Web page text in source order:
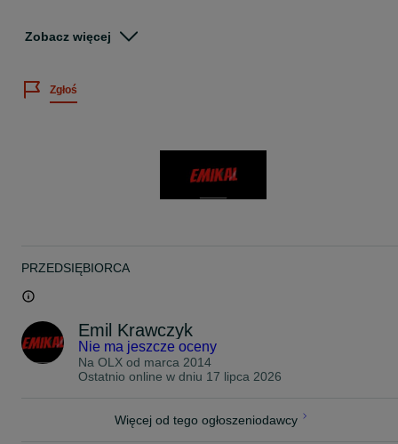
DANE TECHNICZNE
PRODUCENT : Falken
MODEL : Ziex ZE914
NOŚNOŚĆ : 94
UWAGI : Letnie !
BARDZO PROSIMY O KONTAKT TELEFONICZNY W CELU
UZYSKANIA ODPOWIEDZI NA PAŃSTWA PYTANIA, PONIEWAŻ
OTRZYMUJEMY CODZIENNIE BARDZO DUŻO WIADOMOŚCI I
NIE NA KAŻDĄ JESTEŚMY W STANIE ODPISAĆ ZE WZGLĘDU
POZOSTAŁE OBOWIĄZKI.
ZAPRASZAM PO ODBIÓR I BEZPŁATNY MONTAŻ
OPON 24 GODZINY NA DOBĘ 7 DNI W TYGODNIU W
TEL: 5 1 2 - 9 6 5 - 9 0 4
Zobacz więcej
Zgłoś
PRZEDSIĘBIORCA
Emil Krawczyk
Nie ma jeszcze oceny
Na OLX od marca 2014
Ostatnio online w dniu 17 lipca 2026
Więcej od tego ogłoszeniodawcy